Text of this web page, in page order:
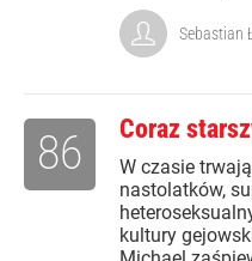
Sebastian
Coraz
W czasie
nastolatków,
kultury
86